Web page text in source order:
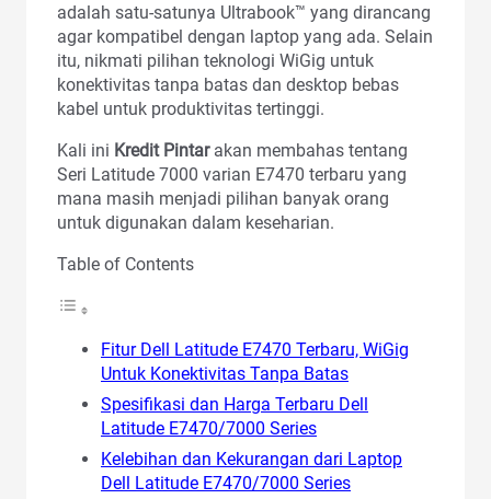
adalah satu-satunya Ultrabook™ yang dirancang
agar kompatibel dengan laptop yang ada. Selain
itu, nikmati pilihan teknologi WiGig untuk
konektivitas tanpa batas dan desktop bebas
kabel untuk produktivitas tertinggi.
Kali ini Kredit Pintarakan membahas tentang
Seri Latitude 7000 varian E7470 terbaru yang
mana masih menjadi pilihan banyak orang
untuk digunakan dalam keseharian.
Table of Contents
Fitur Dell Latitude E7470 Terbaru, WiGig
Untuk Konektivitas Tanpa Batas
Spesifikasi dan Harga Terbaru Dell
Latitude E7470/7000 Series
Kelebihan dan Kekurangan dari Laptop
Dell Latitude E7470/7000 Series